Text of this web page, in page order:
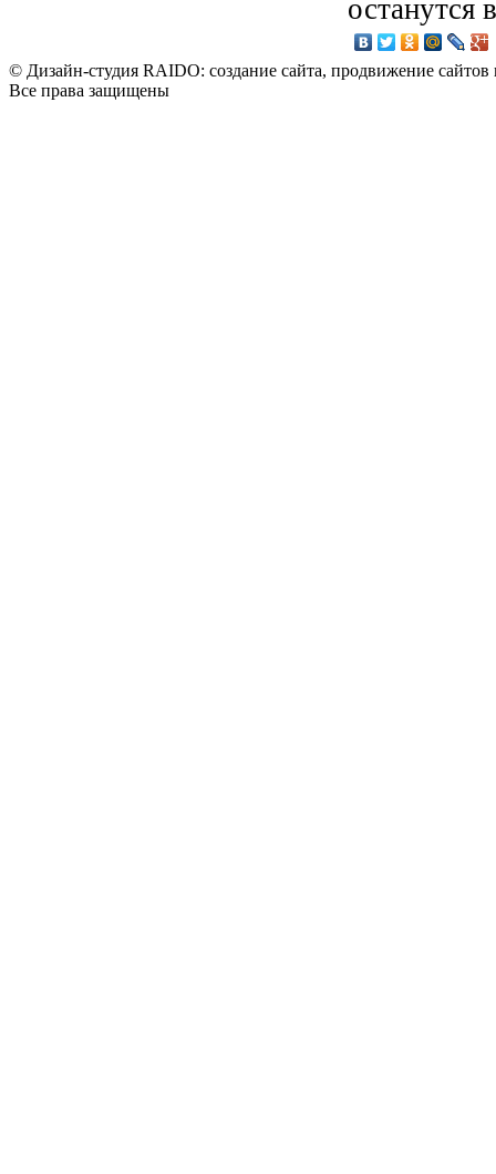
останутся
© Дизайн-студия RAIDO: создание сайта, продвижение сайтов
Все права защищены